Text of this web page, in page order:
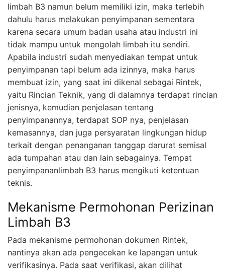
limbah B3 namun belum memiliki izin, maka terlebih
dahulu harus melakukan penyimpanan sementara
karena secara umum badan usaha atau industri ini
tidak mampu untuk mengolah limbah itu sendiri.
Apabila industri sudah menyediakan tempat untuk
penyimpanan tapi belum ada izinnya, maka harus
membuat izin, yang saat ini dikenal sebagai Rintek,
yaitu Rincian Teknik, yang di dalamnya terdapat rincian
jenisnya, kemudian penjelasan tentang
penyimpanannya, terdapat SOP nya, penjelasan
kemasannya, dan juga persyaratan lingkungan hidup
terkait dengan penanganan tanggap darurat semisal
ada tumpahan atau dan lain sebagainya. Tempat
penyimpananlimbah B3 harus mengikuti ketentuan
teknis.
Mekanisme Permohonan Perizinan
Limbah B3
Pada mekanisme permohonan dokumen Rintek,
nantinya akan ada pengecekan ke lapangan untuk
verifikasinya. Pada saat verifikasi, akan dilihat